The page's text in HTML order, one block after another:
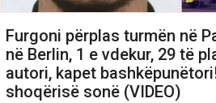
Furgoni përplas turmën në
në Berlin, 1 e vdekur, 29 të
autori, kapet
shoqërisë sonë (VIDEO)